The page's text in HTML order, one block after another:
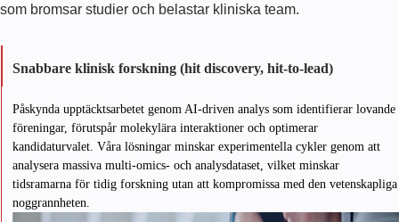
som bromsar studier och belastar kliniska team.
Snabbare klinisk forskning (hit discovery, hit-to-lead)
Påskynda upptäcktsarbetet genom AI-driven analys som identifierar lovande
föreningar, förutspår molekylära interaktioner och optimerar
kandidaturvalet. Våra lösningar minskar experimentella cykler genom att
analysera massiva multi-omics- och analysdataset, vilket minskar
tidsramarna för tidig forskning utan att kompromissa med den vetenskapliga
noggrannheten.